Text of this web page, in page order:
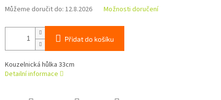
Můžeme doručit do: 12.8.2026 Možnosti doručení
Přidat do košíku
Kouzelnická hůlka 33cm
Detailní informace